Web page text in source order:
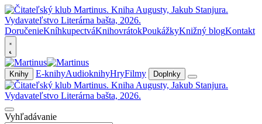
DoručenieKníhkupectváKnihovrátokPoukážkyKnižný blogKontakt
Knihy E-knihyAudioknihyHryFilmy Doplnky
Vyhľadávanie